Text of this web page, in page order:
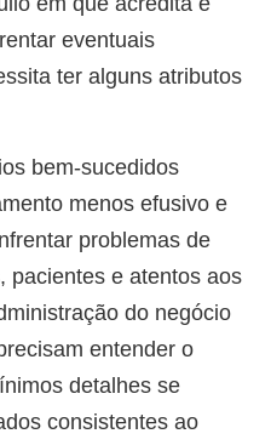
eventuais
ter alguns atributos
bem-sucedidos
menos efusivo e
problemas de
pacientes e atentos aos
do negócio
entender o
detalhes se
consistentes ao